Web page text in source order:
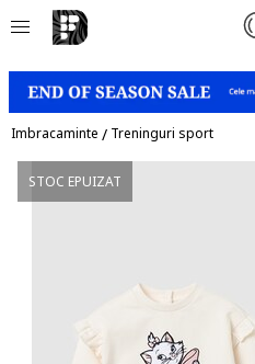
Imbracaminte / Treninguri sport
STOC EPUIZAT